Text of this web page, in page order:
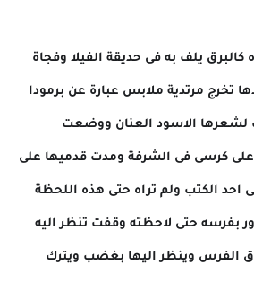
يلف به فى حديقة الفيلا وفجاة
تخرج مرتدية ملابس عبارة عن برمودا
لشعرها الاسود العنان ووضعت
كرسى فى الشرفة ومدت قدميها على
احد الكتب ولم تراه حتى هذه اللحظة
بفرسه حتى لاحظته وقفت تنظر اليه
الفرس وينظر اليها بغضب ويترك